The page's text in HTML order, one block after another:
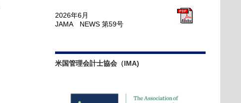
2026年6月
JAMA NEWS 第59号
米国管理会計士協会（IMA)